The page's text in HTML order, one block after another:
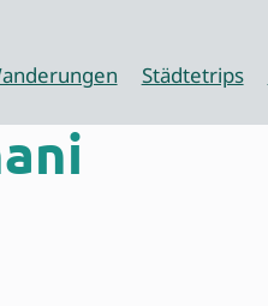
Städtetrips